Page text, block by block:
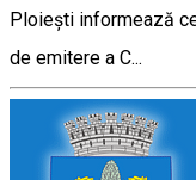
Ploiești informează
de emitere a C...